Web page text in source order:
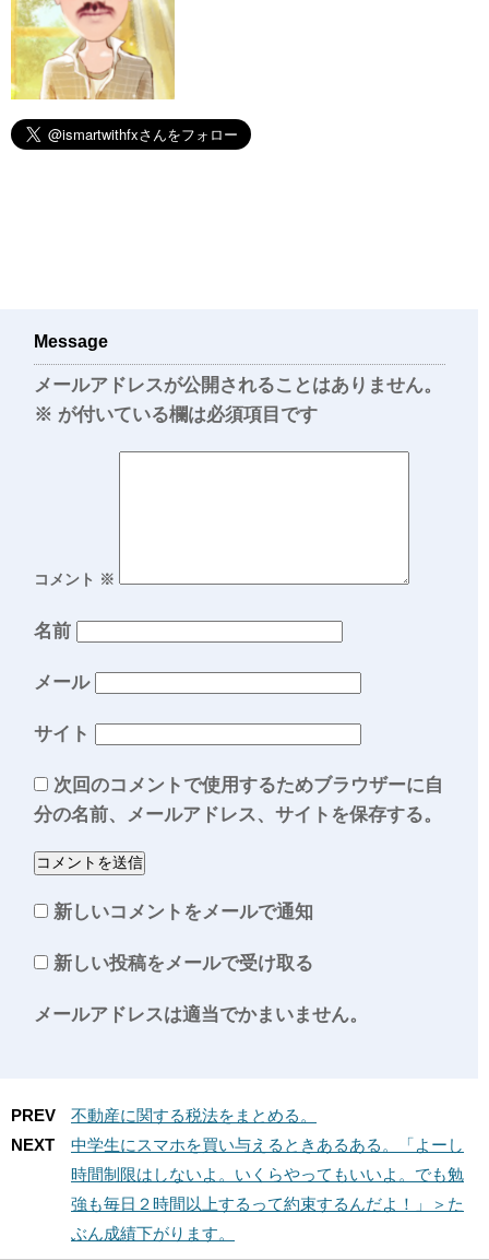
Message
メールアドレスが公開されることはありません。
※ が付いている欄は必須項目です
コメント ※
名前
メール
サイト
次回のコメントで使用するためブラウザーに自
分の名前、メールアドレス、サイトを保存する。
新しいコメントをメールで通知
新しい投稿をメールで受け取る
メールアドレスは適当でかまいません。
PREV
不動産に関する税法をまとめる。
NEXT
中学生にスマホを買い与えるときあるある。「よーし
時間制限はしないよ。いくらやってもいいよ。でも勉
強も毎日２時間以上するって約束するんだよ！」＞た
ぶん成績下がります。